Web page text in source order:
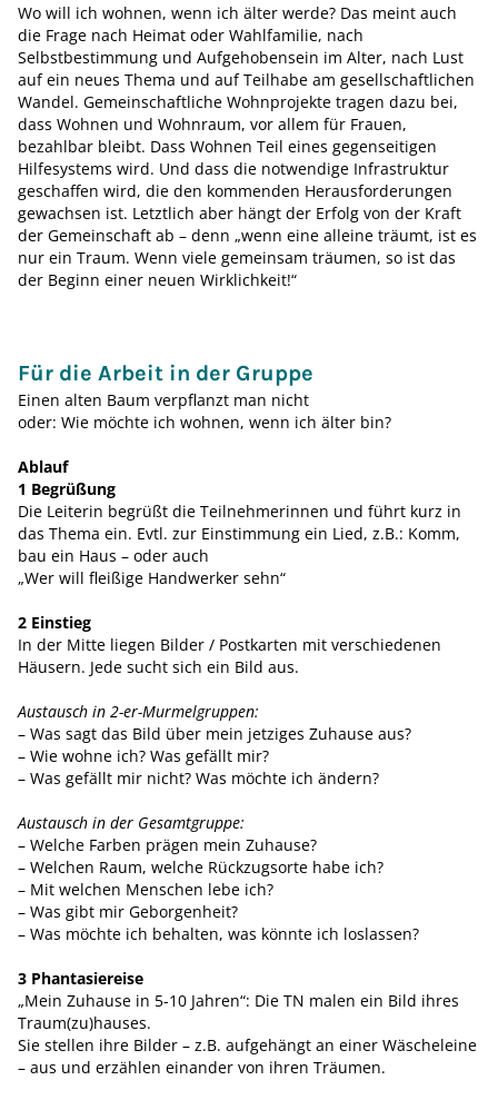
Wo will ich wohnen, wenn ich älter werde? Das meint auch
die Frage nach Heimat oder Wahlfamilie, nach
Selbstbestimmung und Aufgehobensein im Alter, nach Lust
auf ein neues Thema und auf Teilhabe am gesellschaftlichen
Wandel. Gemeinschaftliche Wohnprojekte tragen dazu bei,
dass Wohnen und Wohnraum, vor allem für Frauen,
bezahlbar bleibt. Dass Wohnen Teil eines gegenseitigen
Hilfesystems wird. Und dass die notwendige Infrastruktur
geschaffen wird, die den kommenden Herausforderungen
gewachsen ist. Letztlich aber hängt der Erfolg von der Kraft
der Gemeinschaft ab – denn „wenn eine alleine träumt, ist es
nur ein Traum. Wenn viele gemeinsam träumen, so ist das
der Beginn einer neuen Wirklichkeit!“
Für die Arbeit in der Gruppe
Einen alten Baum verpflanzt man nicht
oder: Wie möchte ich wohnen, wenn ich älter bin?
Ablauf
1 Begrüßung
Die Leiterin begrüßt die Teilnehmerinnen und führt kurz in
das Thema ein. Evtl. zur Einstimmung ein Lied, z.B.: Komm,
bau ein Haus – oder auch
„Wer will fleißige Handwerker sehn“
2 Einstieg
In der Mitte liegen Bilder / Postkarten mit verschiedenen
Häusern. Jede sucht sich ein Bild aus.
Austausch in 2-er-Murmelgruppen:
– Was sagt das Bild über mein jetziges Zuhause aus?
– Wie wohne ich? Was gefällt mir?
– Was gefällt mir nicht? Was möchte ich ändern?
Austausch in der Gesamtgruppe:
– Welche Farben prägen mein Zuhause?
– Welchen Raum, welche Rückzugsorte habe ich?
– Mit welchen Menschen lebe ich?
– Was gibt mir Geborgenheit?
– Was möchte ich behalten, was könnte ich loslassen?
3 Phantasiereise
„Mein Zuhause in 5-10 Jahren“: Die TN malen ein Bild ihres
Traum(zu)hauses.
Sie stellen ihre Bilder – z.B. aufgehängt an einer Wäscheleine
– aus und erzählen einander von ihren Träumen.